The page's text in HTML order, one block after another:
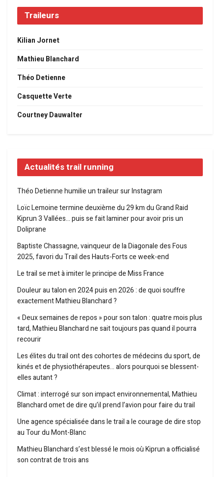
Traileurs
Kilian Jornet
Mathieu Blanchard
Théo Detienne
Casquette Verte
Courtney Dauwalter
Actualités trail running
Théo Detienne humilie un traileur sur Instagram
Loïc Lemoine termine deuxième du 29 km du Grand Raid
Kiprun 3 Vallées… puis se fait laminer pour avoir pris un
Doliprane
Baptiste Chassagne, vainqueur de la Diagonale des Fous
2025, favori du Trail des Hauts-Forts ce week-end
Le trail se met à imiter le principe de Miss France
Douleur au talon en 2024 puis en 2026 : de quoi souffre
exactement Mathieu Blanchard ?
« Deux semaines de repos » pour son talon : quatre mois plus
tard, Mathieu Blanchard ne sait toujours pas quand il pourra
recourir
Les élites du trail ont des cohortes de médecins du sport, de
kinés et de physiothérapeutes… alors pourquoi se blessent-
elles autant ?
Climat : interrogé sur son impact environnemental, Mathieu
Blanchard omet de dire qu’il prend l’avion pour faire du trail
Une agence spécialisée dans le trail a le courage de dire stop
au Tour du Mont-Blanc
Mathieu Blanchard s’est blessé le mois où Kiprun a officialisé
son contrat de trois ans